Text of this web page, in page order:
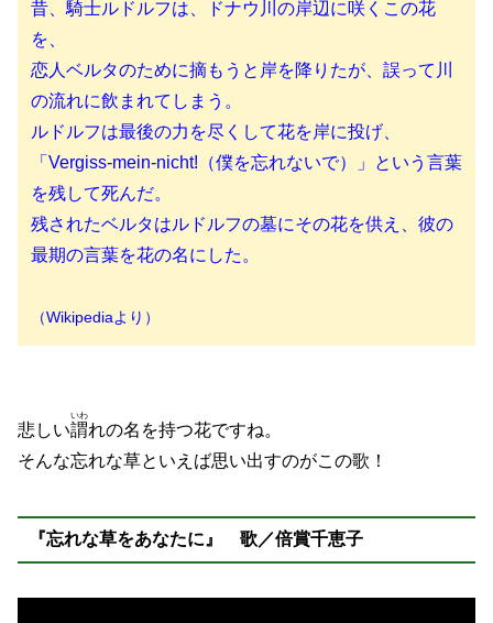
昔、騎士ルドルフは、ドナウ川の岸辺に咲くこの花
を、
恋人ベルタのために摘もうと岸を降りたが、誤って川
の流れに飲まれてしまう。
ルドルフは最後の力を尽くして花を岸に投げ、
「Vergiss-mein-nicht!（僕を忘れないで）」という言葉
を残して死んだ。
残されたベルタはルドルフの墓にその花を供え、彼の
最期の言葉を花の名にした。
（Wikipediaより）
悲しい謂
いわ
れの名を持つ花ですね。
そんな忘れな草といえば思い出すのがこの歌！
『忘れな草をあなたに』 歌／倍賞千恵子